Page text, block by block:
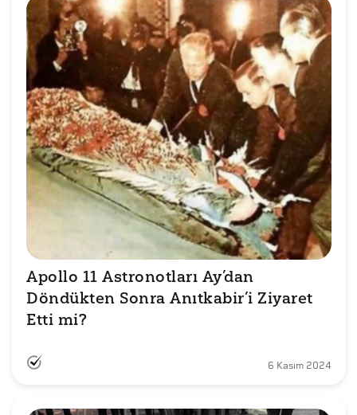
Apollo 11 Astronotları Ay’dan
Döndükten Sonra Anıtkabir’i Ziyaret
Etti mi?
6 Kasım 2024